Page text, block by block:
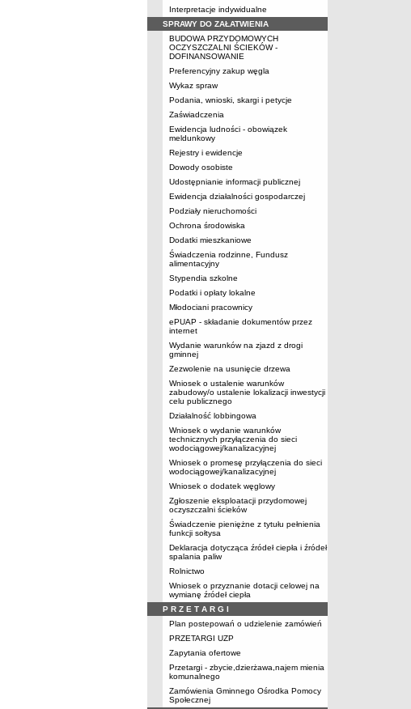
Interpretacje indywidualne
SPRAWY DO ZAŁATWIENIA
BUDOWA PRZYDOMOWYCH
OCZYSZCZALNI ŚCIEKÓW -
DOFINANSOWANIE
Preferencyjny zakup węgla
Wykaz spraw
Podania, wnioski, skargi i petycje
Zaświadczenia
Ewidencja ludności - obowiązek
meldunkowy
Rejestry i ewidencje
Dowody osobiste
Udostępnianie informacji publicznej
Ewidencja działalności gospodarczej
Podziały nieruchomości
Ochrona środowiska
Dodatki mieszkaniowe
Świadczenia rodzinne, Fundusz
alimentacyjny
Stypendia szkolne
Podatki i opłaty lokalne
Młodociani pracownicy
ePUAP - składanie dokumentów przez
internet
Wydanie warunków na zjazd z drogi
gminnej
Zezwolenie na usunięcie drzewa
Wniosek o ustalenie warunków
zabudowy/o ustalenie lokalizacji inwestycji
celu publicznego
Działalność lobbingowa
Wniosek o wydanie warunków
technicznych przyłączenia do sieci
wodociągowej/kanalizacyjnej
Wniosek o promesę przyłączenia do sieci
wodociągowej/kanalizacyjnej
Wniosek o dodatek węglowy
Zgłoszenie eksploatacji przydomowej
oczyszczalni ścieków
Świadczenie pieniężne z tytułu pełnienia
funkcji sołtysa
Deklaracja dotycząca źródeł ciepła i źródeł
spalania paliw
Rolnictwo
Wniosek o przyznanie dotacji celowej na
wymianę źródeł ciepła
P R Z E T A R G I
Plan postepowań o udzielenie zamówień
PRZETARGI UZP
Zapytania ofertowe
Przetargi - zbycie,dzierżawa,najem mienia
komunalnego
Zamówienia Gminnego Ośrodka Pomocy
Społecznej